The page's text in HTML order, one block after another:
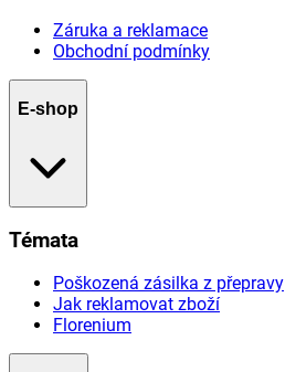
Záruka a reklamace
Obchodní podmínky
E-shop
Témata
Poškozená zásilka z přepravy
Jak reklamovat zboží
Florenium